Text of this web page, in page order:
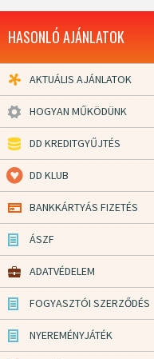
HASONLÓ AJÁNLATOK
AKTUÁLIS AJÁNLATOK
HOGYAN MŰKÖDÜNK
DD KREDITGYŰJTÉS
DD KLUB
BANKKÁRTYÁS FIZETÉS
ÁSZF
ADATVÉDELEM
FOGYASZTÓI SZERZŐDÉS
NYEREMÉNYJÁTÉK